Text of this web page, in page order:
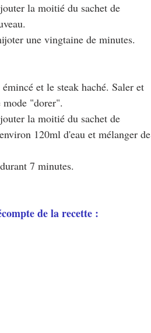
la moitié du sachet de
une vingtaine de minutes.
et le steak haché. Saler et
"dorer".
la moitié du sachet de
120ml d'eau et mélanger de
7 minutes.
de la recette :